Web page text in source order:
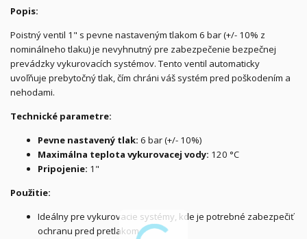
Popis:
Poistný ventil 1" s pevne nastaveným tlakom 6 bar (+/- 10% z
nominálneho tlaku) je nevyhnutný pre zabezpečenie bezpečnej
prevádzky vykurovacích systémov. Tento ventil automaticky
uvoľňuje prebytočný tlak, čím chráni váš systém pred poškodením a
nehodami.
Technické parametre:
Pevne nastavený tlak: 6 bar (+/- 10%)
Maximálna teplota vykurovacej vody: 120 °C
Pripojenie: 1"
Použitie:
Ideálny pre vykurovacie systémy, kde je potrebné zabezpečiť
ochranu pred pretlakom.